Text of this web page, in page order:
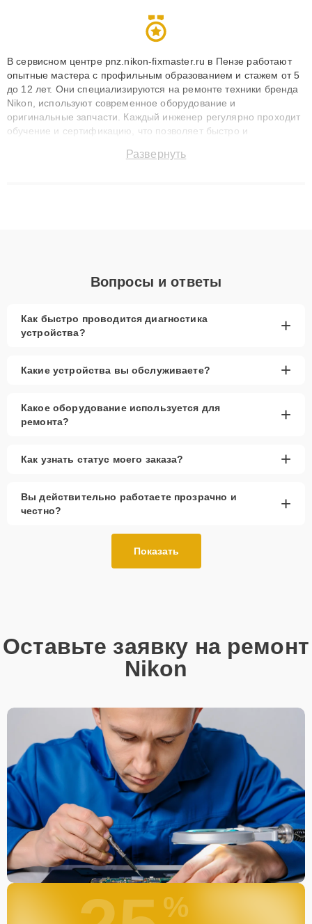
В сервисном центре pnz.nikon-fixmaster.ru в Пензе работают
опытные мастера с профильным образованием и стажем от 5
до 12 лет. Они специализируются на ремонте техники бренда
Nikon, используют современное оборудование и
оригинальные запчасти. Каждый инженер регулярно проходит
обучение и сертификацию, что позволяет быстро и
сохранением гарантии до 3 лет. Наши мастера решают
Развернуть
Вопросы и ответы
Как быстро проводится диагностика
устройства?
+
Какие устройства вы обслуживаете? +
Какое оборудование используется для
ремонта?
+
Как узнать статус моего заказа? +
Вы действительно работаете прозрачно и
честно?
+
Показать
Оставьте заявку на ремонт
Nikon
%